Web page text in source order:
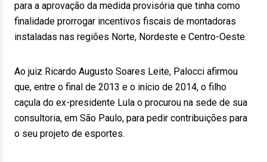
para a aprovação da medida provisória que tinha como
finalidade prorrogar incentivos fiscais de montadoras
instaladas nas regiões Norte, Nordeste e Centro-Oeste.
Ao juiz Ricardo Augusto Soares Leite, Palocci afirmou
que, entre o final de 2013 e o início de 2014, o filho
caçula do ex-presidente Lula o procurou na sede de sua
consultoria, em São Paulo, para pedir contribuições para
o seu projeto de esportes.